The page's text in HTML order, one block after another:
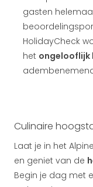
gasten
HolidayCheck
het ongelooflijk
Culinaire
Laat je in het
en geniet van de
Begin je dag met